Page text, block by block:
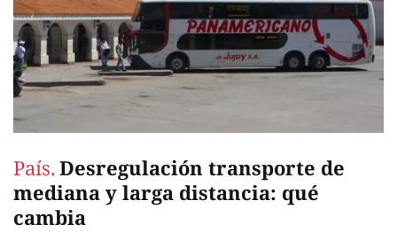
País. Desregulación transporte de
mediana y larga distancia: qué
cambia